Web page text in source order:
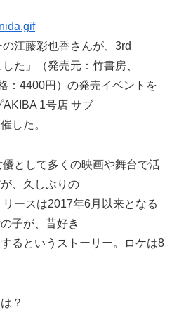
江藤彩也香さんが、3rd
た」（発売元：竹書房、
4400円）の発売イベントを
1号店 サブ
した。
として多くの映画や舞台で活
、久しぶりの
ースは2017年6月以来となる
子が、昔好き
るというストーリー。ロケは8
？